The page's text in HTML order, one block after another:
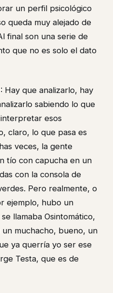
un perfil psicológico
queda muy alejado de
final son una serie de
que no es solo el dato
Hay que analizarlo, hay
sabiendo lo que
esos
claro, lo que pasa es
veces, la gente
tío con capucha en un
con la consola de
Pero realmente, o
ejemplo, hubo un
llamaba Osintomático,
muchacho, bueno, un
ya querría yo ser ese
Testa, que es de